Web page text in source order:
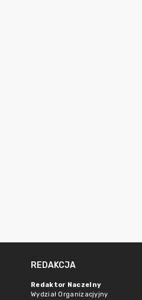
REDAKCJA
Redaktor Naczelny
Wydział Organizacjyjny